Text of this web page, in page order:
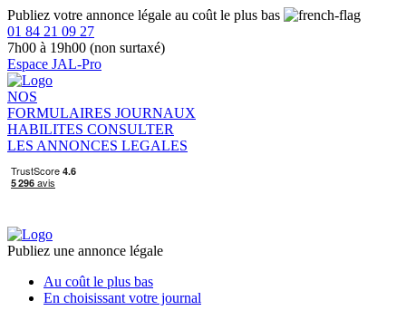
Publiez votre annonce légale au coût le plus bas
01 84 21 09 27
7h00 à 19h00 (non surtaxé)
Espace JAL-Pro
NOS
FORMULAIRES JOURNAUX
HABILITES CONSULTER
LES ANNONCES LEGALES
Publiez une annonce légale
Au coût le plus bas
En choisissant votre journal